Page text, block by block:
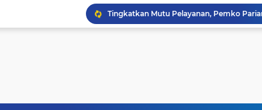
Serba-serbi: Tokoh Publik, Citra Publik